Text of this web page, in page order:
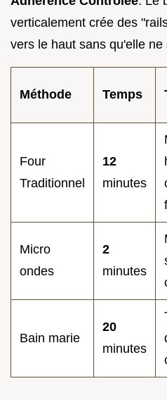
verticalement crée des
vers le haut sans qu'elle
Méthode Temps
Four
Traditionnel
12
minutes
Micro
ondes
2
minutes
Bain marie
20
minutes